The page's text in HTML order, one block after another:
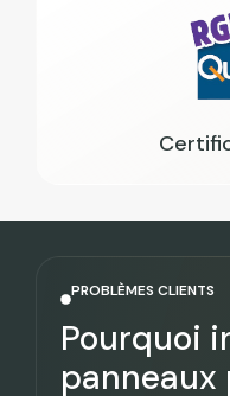
PROBLÈMES CLIENTS
Pourquoi
panneaux